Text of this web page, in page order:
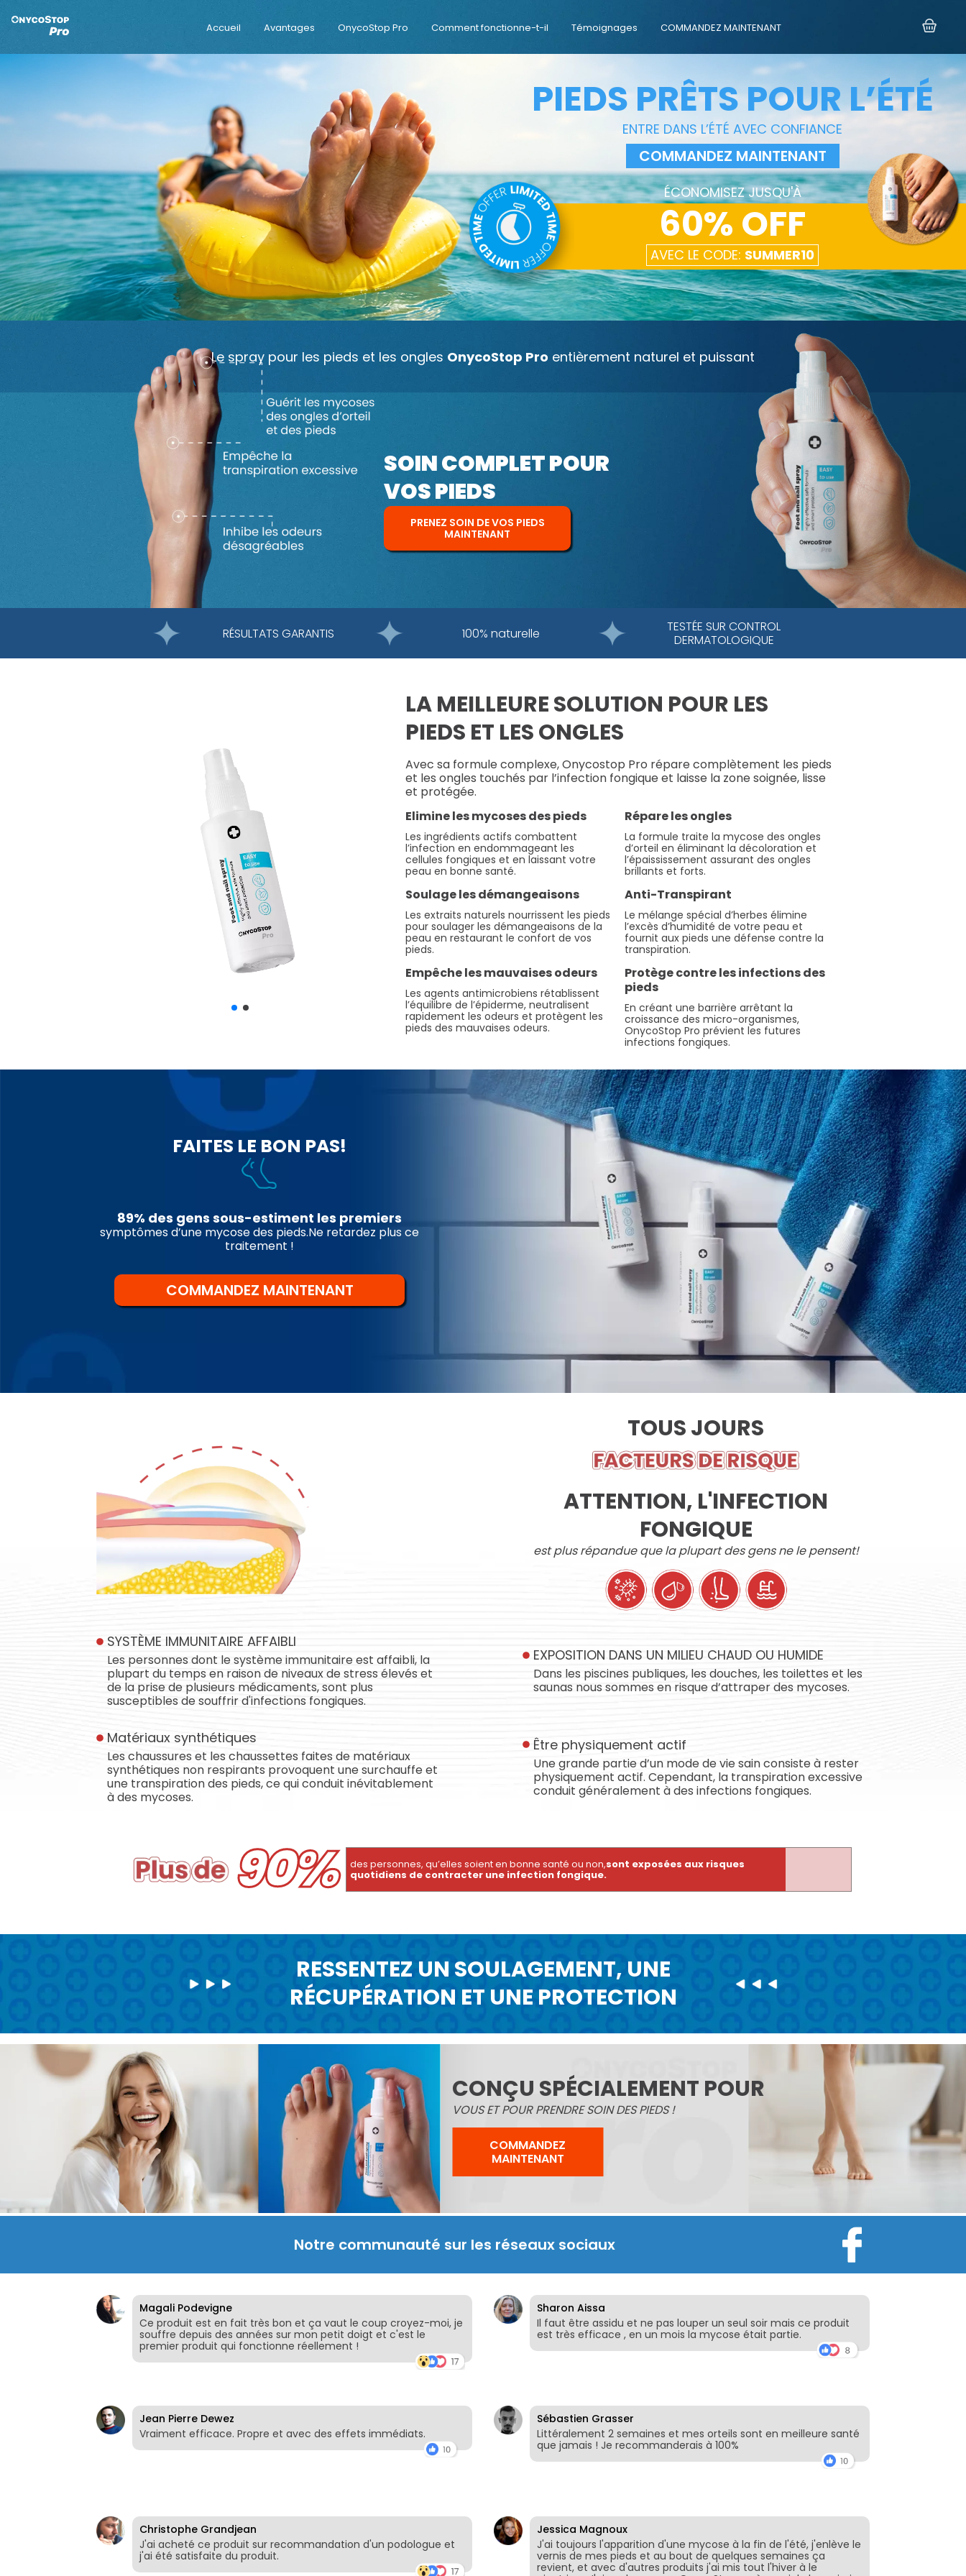
Accueil Avantages OnycoStop Pro Comment fonctionne-t-il Témoignages COMMANDEZ MAINTENANT
PIEDS PRÊTS POUR L’ÉTÉ
ENTRE DANS L’ÉTÉ AVEC CONFIANCE
COMMANDEZ MAINTENANT
ÉCONOMISEZ JUSQU'À
60% OFF
AVEC LE CODE: SUMMER10
Le spray pour les pieds et les ongles OnycoStop Pro entièrement naturel et puissant
SOIN COMPLET POUR
VOS PIEDS
PRENEZ SOIN DE VOS PIEDS
MAINTENANT
RÉSULTATS GARANTIS 100% naturelle
TESTÉE SUR CONTROL
DERMATOLOGIQUE
LA MEILLEURE SOLUTION POUR LES
PIEDS ET LES ONGLES
Avec sa formule complexe, Onycostop Pro répare complètement les pieds
et les ongles touchés par l’infection fongique et laisse la zone soignée, lisse
et protégée.
Elimine les mycoses des pieds
Les ingrédients actifs combattent
l’infection en endommageant les
cellules fongiques et en laissant votre
peau en bonne santé.
Répare les ongles
La formule traite la mycose des ongles
d’orteil en éliminant la décoloration et
l’épaississement assurant des ongles
brillants et forts.
Soulage les démangeaisons
Les extraits naturels nourrissent les pieds
pour soulager les démangeaisons de la
peau en restaurant le confort de vos
pieds.
Anti-Transpirant
Le mélange spécial d’herbes élimine
l’excès d’humidité de votre peau et
fournit aux pieds une défense contre la
transpiration.
Empêche les mauvaises odeurs
Les agents antimicrobiens rétablissent
l’équilibre de l’épiderme, neutralisent
rapidement les odeurs et protègent les
pieds des mauvaises odeurs.
Protège contre les infections des
pieds
En créant une barrière arrêtant la
croissance des micro-organismes,
OnycoStop Pro prévient les futures
infections fongiques.
FAITES LE BON PAS!
89% des gens sous-estiment les premiers
symptômes d’une mycose des pieds.Ne retardez plus ce
traitement !
COMMANDEZ MAINTENANT
TOUS JOURS
ATTENTION, L'INFECTION
FONGIQUE
est plus répandue que la plupart des gens ne le pensent!
SYSTÈME IMMUNITAIRE AFFAIBLI
Les personnes dont le système immunitaire est affaibli, la
plupart du temps en raison de niveaux de stress élevés et
de la prise de plusieurs médicaments, sont plus
susceptibles de souffrir d'infections fongiques.
EXPOSITION DANS UN MILIEU CHAUD OU HUMIDE
Dans les piscines publiques, les douches, les toilettes et les
saunas nous sommes en risque d’attraper des mycoses.
Matériaux synthétiques
Les chaussures et les chaussettes faites de matériaux
synthétiques non respirants provoquent une surchauffe et
une transpiration des pieds, ce qui conduit inévitablement
à des mycoses.
Être physiquement actif
Une grande partie d’un mode de vie sain consiste à rester
physiquement actif. Cependant, la transpiration excessive
conduit généralement à des infections fongiques.
90% des personnes, qu’elles soient en bonne santé ou non,sont exposées aux risques
quotidiens de contracter une infection fongique.
RESSENTEZ UN SOULAGEMENT, UNE
RÉCUPÉRATION ET UNE PROTECTION
CONÇU SPÉCIALEMENT POUR
VOUS ET POUR PRENDRE SOIN DES PIEDS !
COMMANDEZ
MAINTENANT
Notre communauté sur les réseaux sociaux
Magali Podevigne
Ce produit est en fait très bon et ça vaut le coup croyez-moi, je
souffre depuis des années sur mon petit doigt et c'est le
premier produit qui fonctionne réellement !
Sharon Aissa
Il faut être assidu et ne pas louper un seul soir mais ce produit
est très efficace , en un mois la mycose était partie.
Jean Pierre Dewez
Vraiment efficace. Propre et avec des effets immédiats.
Sébastien Grasser
Littéralement 2 semaines et mes orteils sont en meilleure santé
que jamais ! Je recommanderais à 100%
Christophe Grandjean
J'ai acheté ce produit sur recommandation d'un podologue et
j'ai été satisfaite du produit.
Jessica Magnoux
J'ai toujours l'apparition d'une mycose à la fin de l'été, j'enlève le
vernis de mes pieds et au bout de quelques semaines ça
revient, et avec d'autres produits j'ai mis tout l'hiver à le